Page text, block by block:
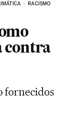
RACISMO
contra
fornecidos